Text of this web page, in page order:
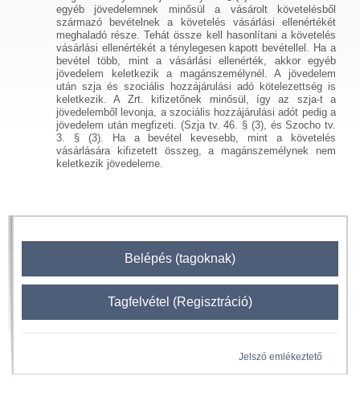
egyéb jövedelemnek minősül a vásárolt követelésből
származó bevételnek a követelés vásárlási ellenértékét
meghaladó része. Tehát össze kell hasonlítani a követelés
vásárlási ellenértékét a ténylegesen kapott bevétellel. Ha a
bevétel több, mint a vásárlási ellenérték, akkor egyéb
jövedelem keletkezik a magánszemélynél. A jövedelem
után szja és szociális hozzájárulási adó kötelezettség is
keletkezik. A Zrt. kifizetőnek minősül, így az szja-t a
jövedelemből levonja, a szociális hozzájárulási adót pedig a
jövedelem után megfizeti. (Szja tv. 46. § (3), és Szocho tv.
3. § (3). Ha a bevétel kevesebb, mint a követelés
vásárlására kifizetett összeg, a magánszemélynek nem
keletkezik jövedeleme.
Belépés (tagoknak)
Tagfelvétel (Regisztráció)
Jelszó emlékeztető